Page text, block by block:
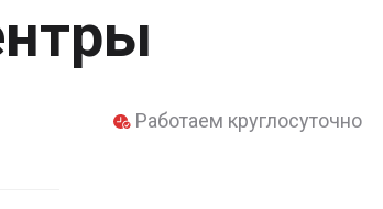
Работаем круглосуточно